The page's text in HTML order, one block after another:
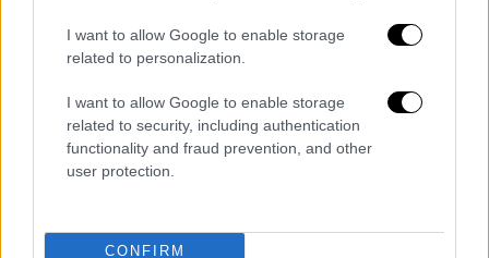
I want to allow Google to enable storage
related to personalization.
I want to allow Google to enable storage
related to security, including authentication
functionality and fraud prevention, and other
user protection.
CONFIRM
εφεύρεση. Δεν τον άφηνε το σύστημα,
αλλά αυτό, για αυτό σου εξήγησα πριν,
επειδή μας έδωσε τη δυνατότητα, μόνο
μία που να φαίνεται προφανές λάθος και
ελέγχεται πλέον το σύστημα, δεν ήταν
χειρόγραφα, όπως πριν που μας τα
στην άκρη και το κρύβαμε.